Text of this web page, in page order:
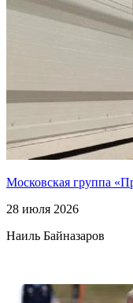
Московская группа
28 июля 2026
Наиль Байназаров